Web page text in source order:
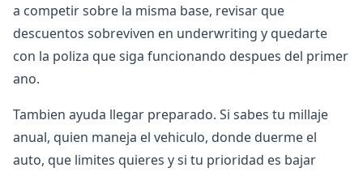
a competir sobre la misma base, revisar que
descuentos sobreviven en underwriting y quedarte
con la poliza que siga funcionando despues del primer
ano.
Tambien ayuda llegar preparado. Si sabes tu millaje
anual, quien maneja el vehiculo, donde duerme el
auto, que limites quieres y si tu prioridad es bajar